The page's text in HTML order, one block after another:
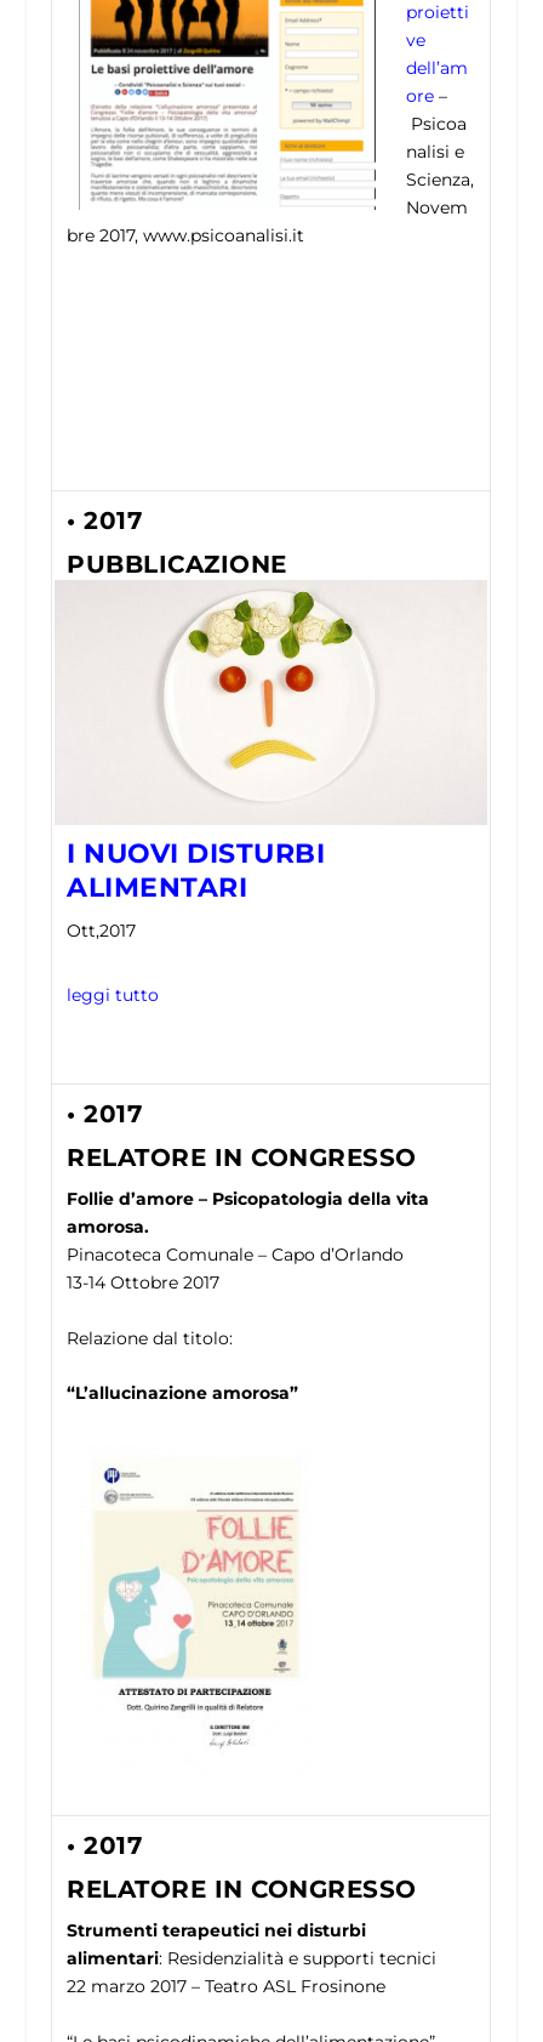
proietti
ve
dell’am
ore –
Psicoa
nalisi e
Scienza,
Novem
bre 2017, www.psicoanalisi.it
• 2017
PUBBLICAZIONE
I NUOVI DISTURBI
ALIMENTARI
Ott,2017
leggi tutto
• 2017
RELATORE IN CONGRESSO
Follie d’amore – Psicopatologia della vita
amorosa.
Pinacoteca Comunale – Capo d’Orlando
13-14 Ottobre 2017
Relazione dal titolo:
“L’allucinazione amorosa”
• 2017
RELATORE IN CONGRESSO
Strumenti terapeutici nei disturbi
alimentari: Residenzialità e supporti tecnici
22 marzo 2017 – Teatro ASL Frosinone